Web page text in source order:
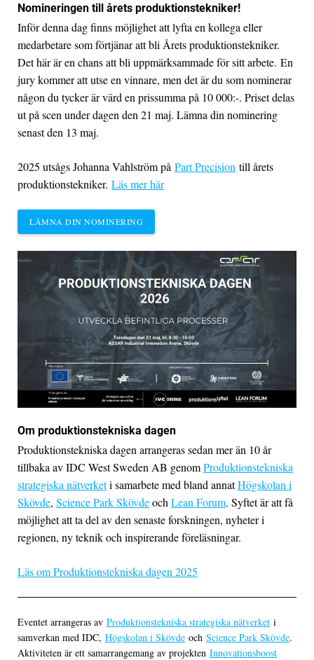
Nomineringen till årets produktionstekniker!
Inför denna dag finns möjlighet att lyfta en kollega eller
medarbetare som förtjänar att bli Årets produktionstekniker.
Det här är en chans att bli uppmärksammade för sitt arbete. En
jury kommer att utse en vinnare, men det är du som nominerar
någon du tycker är värd en prissumma på 10 000:-. Priset delas
ut på scen under dagen den 21 maj. Lämna din nominering
senast den 13 maj.
2025 utsågs Johanna Vahlström på Part Precision till årets
produktionstekniker. Läs mer här
LÄMNA DIN NOMINERING
Om produktionstekniska dagen
Produktionstekniska dagen arrangeras sedan mer än 10 år
tillbaka av IDC West Sweden AB genomProduktionstekniska
strategiska nätverketi samarbete med bland annatHögskolan i
Skövde, Science Park Skövdeoch Lean Forum. Syftet är att få
möjlighet att ta del av den senaste forskningen, nyheter i
regionen, ny teknik och inspirerande föreläsningar.
Läs om Produktionstekniska dagen 2025
Eventet arrangeras av Produktionstekniska strategiska nätverket i
samverkan med IDC, Högskolan i Skövde och Science Park Skövde.
Aktiviteten är ett samarrangemang av projekten Innovationsboost